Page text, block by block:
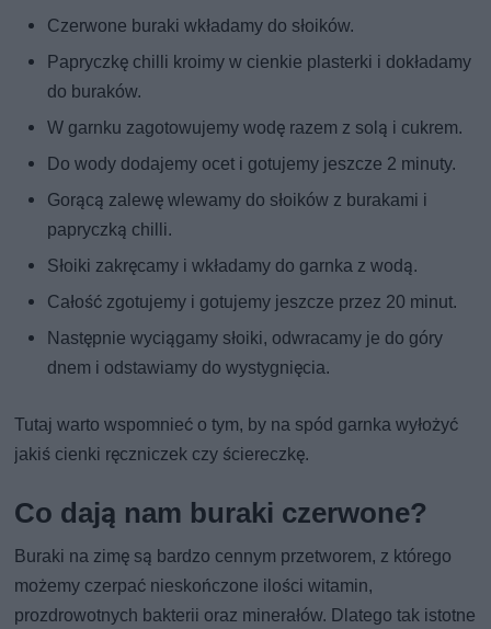
Czerwone buraki wkładamy do słoików.
Papryczkę chilli kroimy w cienkie plasterki i dokładamy
do buraków.
W garnku zagotowujemy wodę razem z solą i cukrem.
Do wody dodajemy ocet i gotujemy jeszcze 2 minuty.
Gorącą zalewę wlewamy do słoików z burakami i
papryczką chilli.
Słoiki zakręcamy i wkładamy do garnka z wodą.
Całość zgotujemy i gotujemy jeszcze przez 20 minut.
Następnie wyciągamy słoiki, odwracamy je do góry
dnem i odstawiamy do wystygnięcia.
Tutaj warto wspomnieć o tym, by na spód garnka wyłożyć
jakiś cienki ręczniczek czy ściereczkę.
Co dają nam buraki czerwone?
Buraki na zimę są bardzo cennym przetworem, z którego
możemy czerpać nieskończone ilości witamin,
prozdrowotnych bakterii oraz minerałów. Dlatego tak istotne